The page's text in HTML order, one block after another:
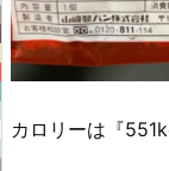
カロリーは『